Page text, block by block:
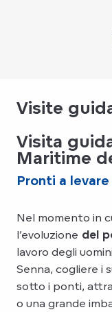
Visite
Visita
Maritime
Pronti a
Nel momento in
l’evoluzione del
lavoro degli
Senna, cogliere i
sotto i ponti,
o una grande